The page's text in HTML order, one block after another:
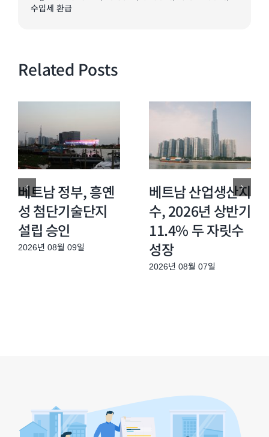
수입세 환급
Related Posts
베트남 정부, 흥옌
성 첨단기술단지
설립 승인
2026년 08월 09일
베트남 산업생산지
수, 2026년 상반기
11.4% 두 자릿수
성장
2026년 08월 07일